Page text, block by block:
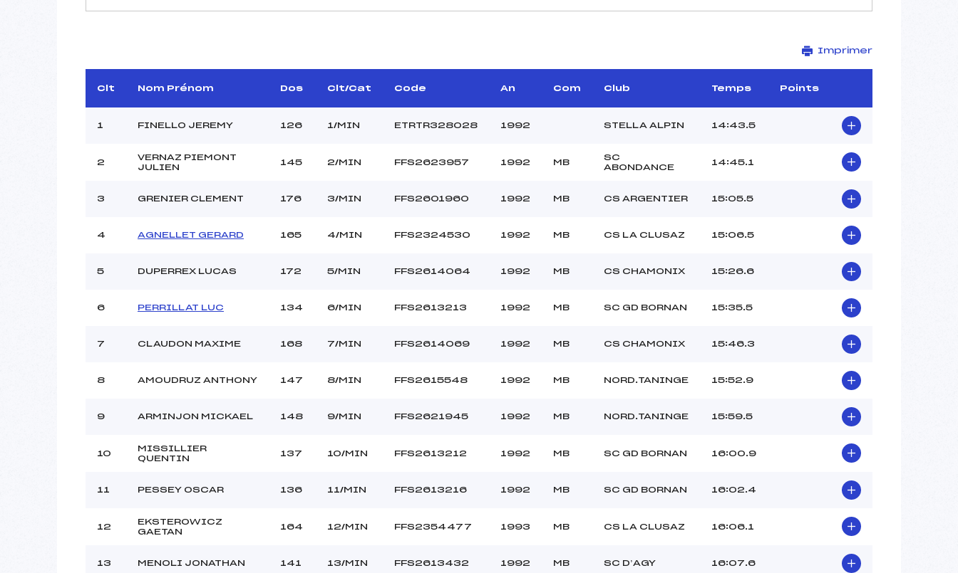
D.T Adjoint :
–
Dir. Epreuve :
ROGUET JEAN CLAUDE (MB)
–
Distance :
5 km
Point Haut :
Pénalité appliquée :
–
Imprimer
Clt Nom Prénom Dos Clt/Cat Code An Com Club Temps Points
1 FINELLO JEREMY 126 1/MIN ETRTR328028 1992 STELLA ALPIN 14:43.5
2
VERNAZ PIEMONT
JULIEN
145 2/MIN FFS2623957 1992 MB
SC
ABONDANCE
14:45.1
3 GRENIER CLEMENT 176 3/MIN FFS2601960 1992 MB CS ARGENTIER 15:05.5
4 AGNELLET GERARD 165 4/MIN FFS2324530 1992 MB CS LA CLUSAZ 15:06.5
5 DUPERREX LUCAS 172 5/MIN FFS2614064 1992 MB CS CHAMONIX 15:26.6
6 PERRILLAT LUC 134 6/MIN FFS2613213 1992 MB SC GD BORNAN 15:35.5
7 CLAUDON MAXIME 168 7/MIN FFS2614069 1992 MB CS CHAMONIX 15:46.3
8 AMOUDRUZ ANTHONY 147 8/MIN FFS2615548 1992 MB NORD.TANINGE 15:52.9
9 ARMINJON MICKAEL 148 9/MIN FFS2621945 1992 MB NORD.TANINGE 15:59.5
10
MISSILLIER
QUENTIN
137 10/MIN FFS2613212 1992 MB SC GD BORNAN 16:00.9
11 PESSEY OSCAR 136 11/MIN FFS2613216 1992 MB SC GD BORNAN 16:02.4
12
EKSTEROWICZ
GAETAN
164 12/MIN FFS2354477 1993 MB CS LA CLUSAZ 16:06.1
13 MENOLI JONATHAN 141 13/MIN FFS2613432 1992 MB SC D’AGY 16:07.6